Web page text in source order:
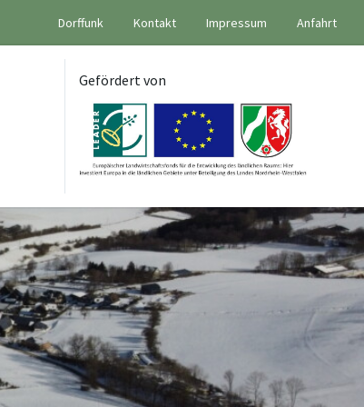
Dorffunk Kontakt Impressum Anfahrt
Gefördert von